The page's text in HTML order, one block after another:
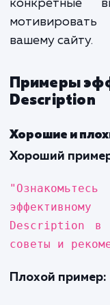
поисковым
Они также
Язык и стиль
Описание
понятным
читателя.
вашему сайту.